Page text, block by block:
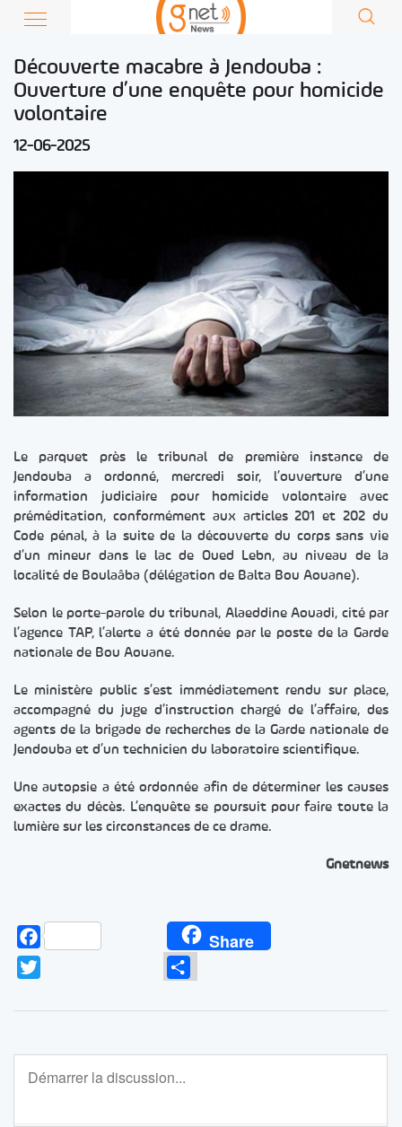
Découverte macabre à Jendouba :
Ouverture d’une enquête pour homicide
volontaire
12-06-2025
Le parquet près le tribunal de première instance de
Jendouba a ordonné, mercredi soir, l’ouverture d’une
information judiciaire pour homicide volontaire avec
préméditation, conformément aux articles 201 et 202 du
Code pénal, à la suite de la découverte du corps sans vie
d’un mineur dans le lac de Oued Lebn, au niveau de la
localité de Boulaâba (délégation de Balta Bou Aouane).
Selon le porte-parole du tribunal, Alaeddine Aouadi, cité par
l’agence TAP, l’alerte a été donnée par le poste de la Garde
nationale de Bou Aouane.
Le ministère public s’est immédiatement rendu sur place,
accompagné du juge d’instruction chargé de l’affaire, des
agents de la brigade de recherches de la Garde nationale de
Jendouba et d’un technicien du laboratoire scientifique.
Une autopsie a été ordonnée afin de déterminer les causes
exactes du décès. L’enquête se poursuit pour faire toute la
lumière sur les circonstances de ce drame.
Gnetnews
Facebook Share